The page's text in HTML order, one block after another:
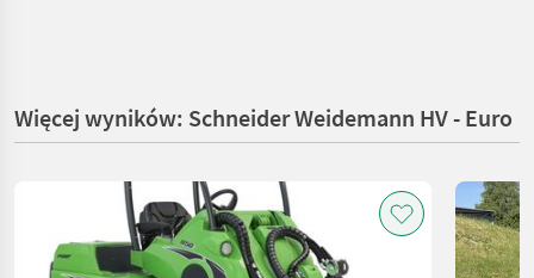
Więcej wyników: Schneider Weidemann HV - Euro